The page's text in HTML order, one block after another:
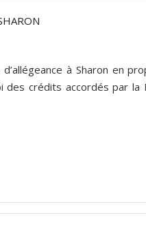
à Sharon en
des crédits accordés par la